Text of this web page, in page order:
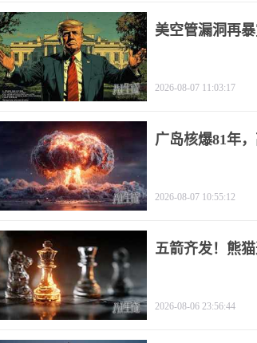
美空管漏洞再
2026-08-07 11:03:17
广岛核爆81年
2026-08-07 10:55:12
五箭齐发！熊
2026-08-06 23:56:44